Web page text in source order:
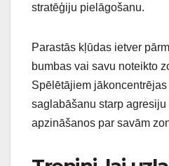
stratēģiju pielāgošanu.
Parastās kļūdas ietver
bumbas vai savu noteikto
Spēlētājiem
saglabāšanu starp
apzināšanos par savām